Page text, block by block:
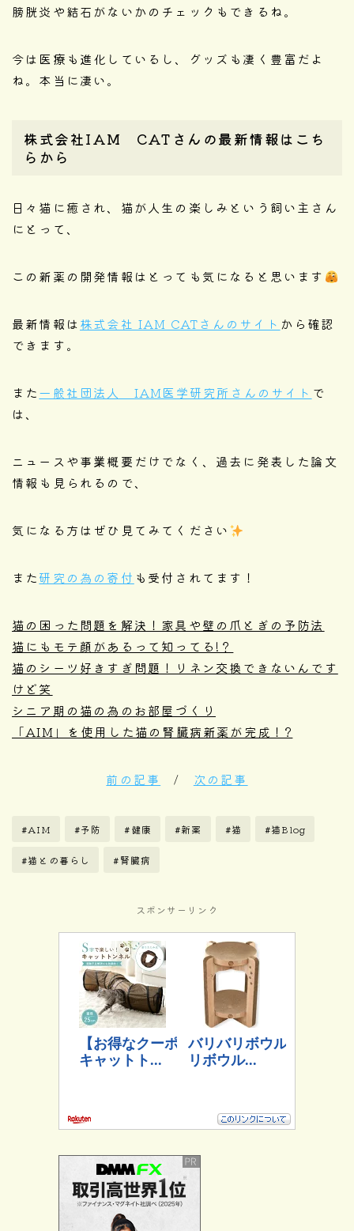
膀胱炎や結石がないかのチェックもできるね。
今は医療も進化しているし、グッズも凄く豊富だよ
ね。本当に凄い。
株式会社IAM CATさんの最新情報はこち
らから
日々猫に癒され、猫が人生の楽しみという飼い主さん
にとって、
この新薬の開発情報はとっても気になると思います
最新情報は株式会社 IAM CATさんのサイト から確認
できます。
また一般社団法人 IAM医学研究所さんのサイト で
は、
ニュースや事業概要だけでなく、過去に発表した論文
情報も見られるので、
気になる方はぜひ見てみてください
また研究の為の寄付 も受付されてます！
猫の困った問題を解決！家具や壁の爪とぎの予防法
猫にもモテ顔があるって知ってる!？
猫のシーツ好きすぎ問題！リネン交換できないんです
けど笑
シニア期の猫の為のお部屋づくり
「AIM」を使用した猫の腎臓病新薬が完成！?
前の記事 / 次の記事
#AIM #予防 #健康 #新薬 #猫 #猫Blog
#猫との暮らし #腎臓病
スポンサーリンク